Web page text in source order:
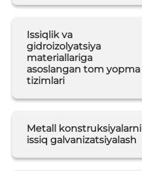
Issiqlik va
gidroizolyatsiya
materiallariga
asoslangan tom yopma
tizimlari
Metall konstruksiyalarni
issiq galvanizatsiyalash